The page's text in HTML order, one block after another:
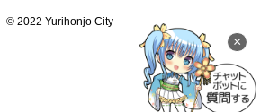
×
©️ 2022 Yurihonjo City